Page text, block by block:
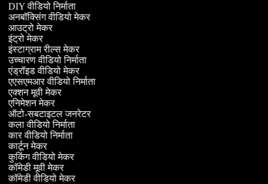
DIY वीडियो निर्माता
अनबॉक्सिंग वीडियो मेकर
आउट्रो मेकर
इंट्रो मेकर
इंस्टाग्राम रील्स मेकर
उच्चारण वीडियो निर्माता
एंड्रॉइड वीडियो मेकर
एएसएमआर वीडियो निर्माता
एक्शन मूवी मेकर
एनिमेशन मेकर
ऑटो-सबटाइटल जनरेटर
कला वीडियो निर्माता
कार वीडियो निर्माता
कार्टून मेकर
कुकिंग वीडियो मेकर
कॉमेडी मूवी मेकर
कॉमेडी वीडियो मेकर